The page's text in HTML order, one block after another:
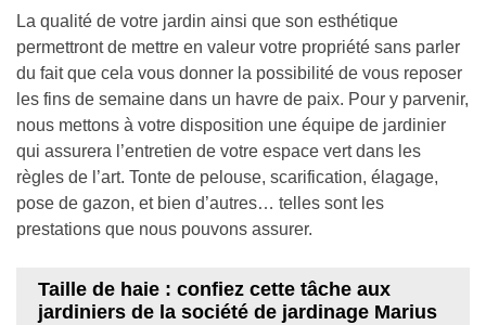
La qualité de votre jardin ainsi que son esthétique
permettront de mettre en valeur votre propriété sans parler
du fait que cela vous donner la possibilité de vous reposer
les fins de semaine dans un havre de paix. Pour y parvenir,
nous mettons à votre disposition une équipe de jardinier
qui assurera l’entretien de votre espace vert dans les
règles de l’art. Tonte de pelouse, scarification, élagage,
pose de gazon, et bien d’autres… telles sont les
prestations que nous pouvons assurer.
Taille de haie : confiez cette tâche aux
jardiniers de la société de jardinage Marius